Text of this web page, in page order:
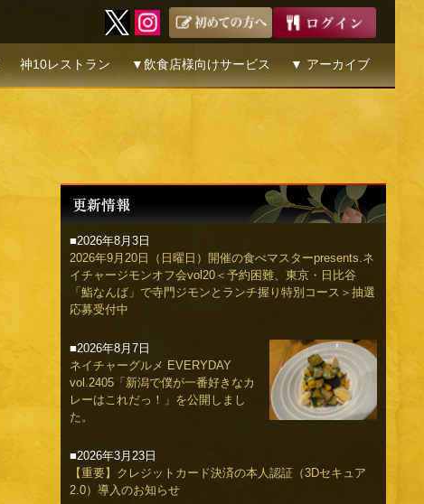
神10レストラン ▼飲食店様向けサービス ▼ アーカイブ
■2026年8月3日
2026年9月20日（日曜日）開催の食べマスターpresents.ネ
イチャージモンオフ会vol20＜予約困難、東京・日比谷
「鮨なんば」で寺門ジモンとランチ握り特別コース＞抽選
応募受付中
■2026年8月7日
ネイチャーグルメ EVERYDAY
vol.2405「新潟で僕が一番好きなカ
レーはこれだっ！」を公開しまし
た。
■2026年3月23日
【重要】クレジットカード決済の本人認証（3Dセキュア
2.0）導入のお知らせ